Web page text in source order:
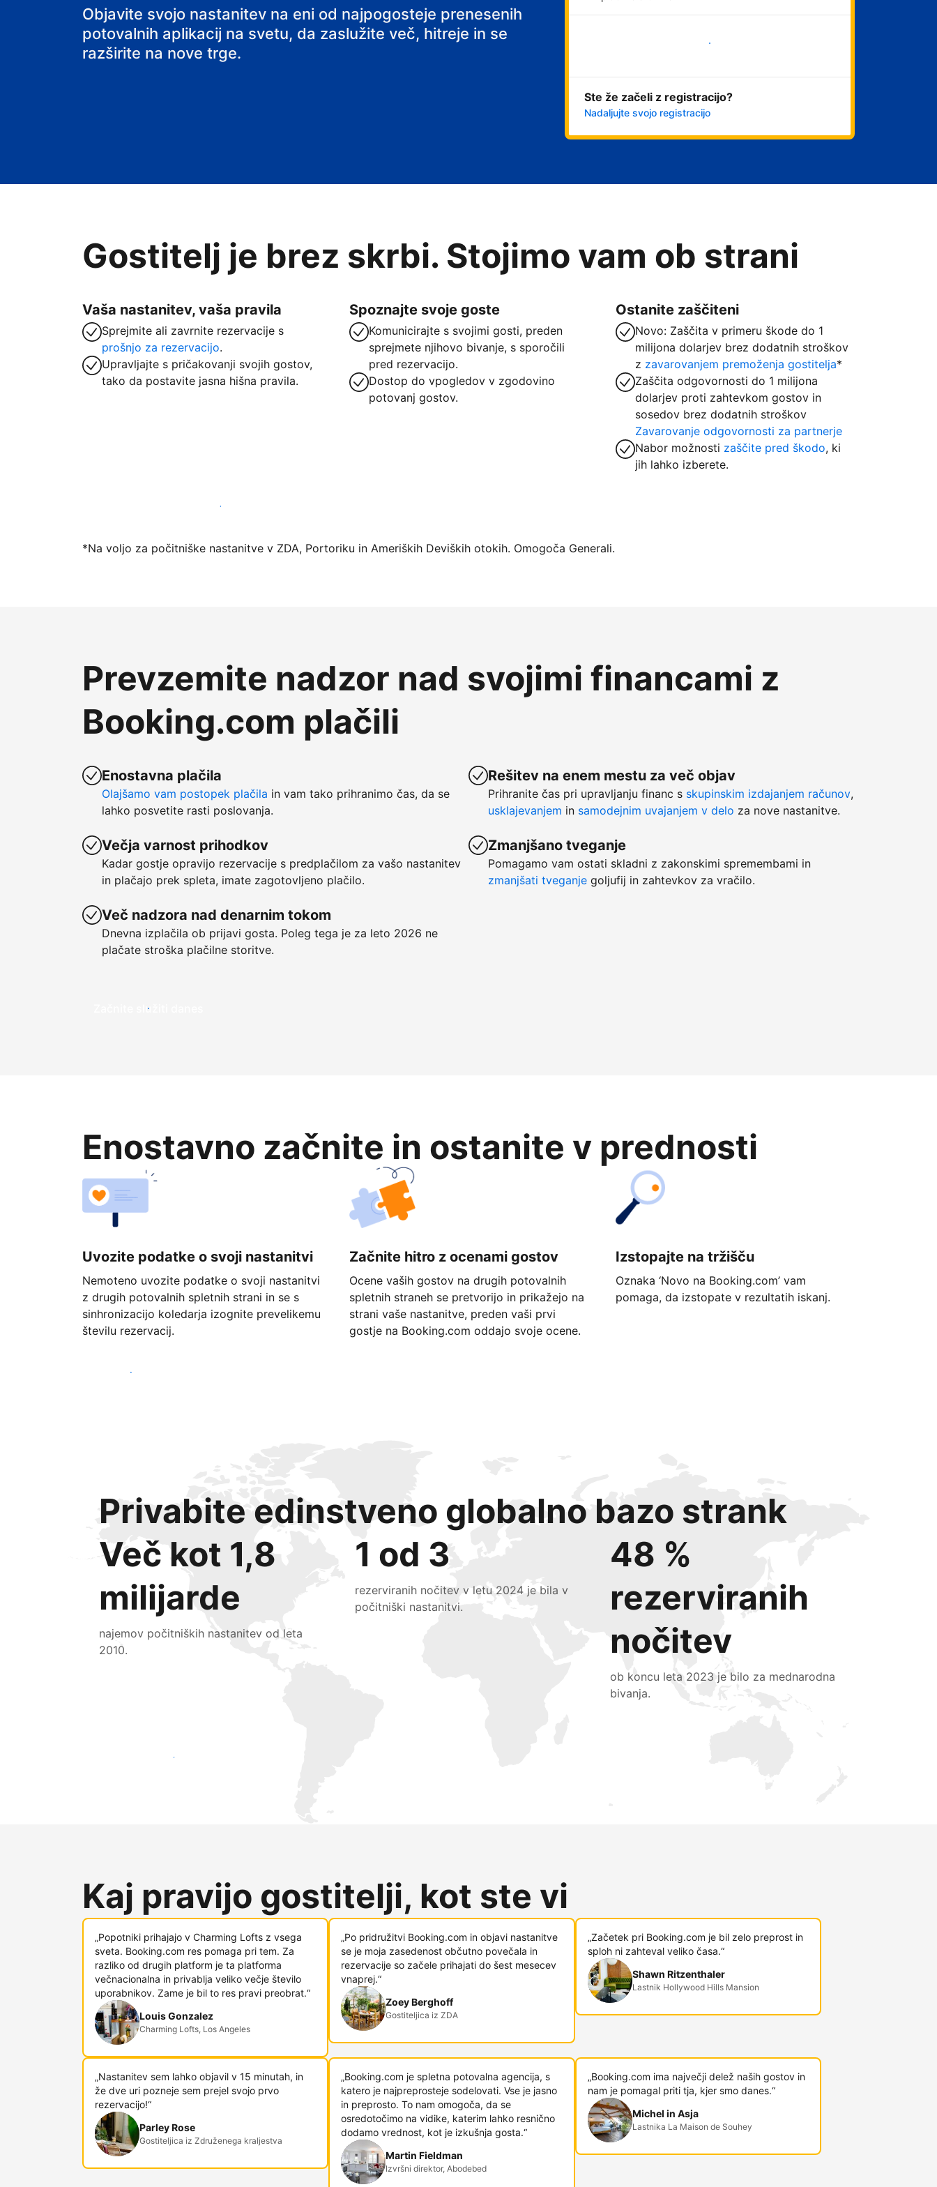
svoj B&B
Objavite svojo nastanitev na eni od najpogosteje prenesenih
potovalnih aplikacij na svetu, da zaslužite več, hitreje in se
razširite na nove trge.
Ste že začeli z registracijo?
Nadaljujte svojo registracijo
Gostitelj je brez skrbi. Stojimo vam ob strani
Vaša nastanitev, vaša pravila
Sprejmite ali zavrnite rezervacije s
prošnjo za rezervacijo.
Upravljajte s pričakovanji svojih gostov,
tako da postavite jasna hišna pravila.
Spoznajte svoje goste
Komunicirajte s svojimi gosti, preden
sprejmete njihovo bivanje, s sporočili
pred rezervacijo.
Dostop do vpogledov v zgodovino
potovanj gostov.
Ostanite zaščiteni
Novo: Zaščita v primeru škode do 1
milijona dolarjev brez dodatnih stroškov
z zavarovanjem premoženja gostitelja*
Zaščita odgovornosti do 1 milijona
dolarjev proti zahtevkom gostov in
sosedov brez dodatnih stroškov
Zavarovanje odgovornosti za partnerje
Nabor možnosti zaščite pred škodo, ki
jih lahko izberete.
Danes ponudite nastanitev prek naše platforme
*Na voljo za počitniške nastanitve v ZDA, Portoriku in Ameriških Deviških otokih. Omogoča Generali.
Prevzemite nadzor nad svojimi financami z
Booking.com plačili
Enostavna plačila
Olajšamo vam postopek plačila in vam tako prihranimo čas, da se
lahko posvetite rasti poslovanja.
Večja varnost prihodkov
Kadar gostje opravijo rezervacije s predplačilom za vašo nastanitev
in plačajo prek spleta, imate zagotovljeno plačilo.
Več nadzora nad denarnim tokom
Dnevna izplačila ob prijavi gosta. Poleg tega je za leto 2026 ne
plačate stroška plačilne storitve.
Rešitev na enem mestu za več objav
Prihranite čas pri upravljanju financ s skupinskim izdajanjem računov,
usklajevanjem in samodejnim uvajanjem v delo za nove nastanitve.
Zmanjšano tveganje
Pomagamo vam ostati skladni z zakonskimi spremembami in
zmanjšati tveganje goljufij in zahtevkov za vračilo.
Začnite služiti danes
Enostavno začnite in ostanite v prednosti
Uvozite podatke o svoji nastanitvi
Nemoteno uvozite podatke o svoji nastanitvi
z drugih potovalnih spletnih strani in se s
sinhronizacijo koledarja izognite prevelikemu
številu rezervacij.
Začnite hitro z ocenami gostov
Ocene vaših gostov na drugih potovalnih
spletnih straneh se pretvorijo in prikažejo na
strani vaše nastanitve, preden vaši prvi
gostje na Booking.com oddajo svoje ocene.
Izstopajte na tržišču
Oznaka ‘Novo na Booking.com’ vam
pomaga, da izstopate v rezultatih iskanj.
Začnite danes
Privabite edinstveno globalno bazo strank
Več kot 1,8
milijarde
najemov počitniških nastanitev od leta
2010.
1 od 3
rezerviranih nočitev v letu 2024 je bila v
počitniški nastanitvi.
48 %
rezerviranih
nočitev
ob koncu leta 2023 je bilo za mednarodna
bivanja.
Pridobite nove goste še danes
Kaj pravijo gostitelji, kot ste vi
„Popotniki prihajajo v Charming Lofts z vsega
sveta. Booking.com res pomaga pri tem. Za
razliko od drugih platform je ta platforma
večnacionalna in privablja veliko večje število
uporabnikov. Zame je bil to res pravi preobrat.“
Louis Gonzalez
Charming Lofts, Los Angeles
„Po pridružitvi Booking.com in objavi nastanitve
se je moja zasedenost občutno povečala in
rezervacije so začele prihajati do šest mesecev
vnaprej.“
Zoey Berghoff
Gostiteljica iz ZDA
„Začetek pri Booking.com je bil zelo preprost in
sploh ni zahteval veliko časa.“
Shawn Ritzenthaler
Lastnik Hollywood Hills Mansion
„Nastanitev sem lahko objavil v 15 minutah, in
že dve uri pozneje sem prejel svojo prvo
rezervacijo!“
Parley Rose
Gostiteljica iz Združenega kraljestva
„Booking.com je spletna potovalna agencija, s
katero je najpreprosteje sodelovati. Vse je jasno
in preprosto. To nam omogoča, da se
osredotočimo na vidike, katerim lahko resnično
dodamo vrednost, kot je izkušnja gosta.“
Martin Fieldman
Izvršni direktor, Abodebed
„Booking.com ima največji delež naših gostov in
nam je pomagal priti tja, kjer smo danes.“
Michel in Asja
Lastnika La Maison de Souhey